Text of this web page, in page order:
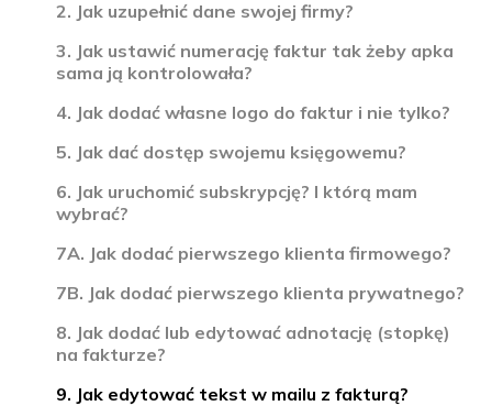
2. Jak uzupełnić dane swojej firmy?
3. Jak ustawić numerację faktur tak żeby apka
sama ją kontrolowała?
4. Jak dodać własne logo do faktur i nie tylko?
5. Jak dać dostęp swojemu księgowemu?
6. Jak uruchomić subskrypcję? I którą mam
wybrać?
7A. Jak dodać pierwszego klienta firmowego?
7B. Jak dodać pierwszego klienta prywatnego?
8. Jak dodać lub edytować adnotację (stopkę)
na fakturze?
9. Jak edytować tekst w mailu z fakturą?